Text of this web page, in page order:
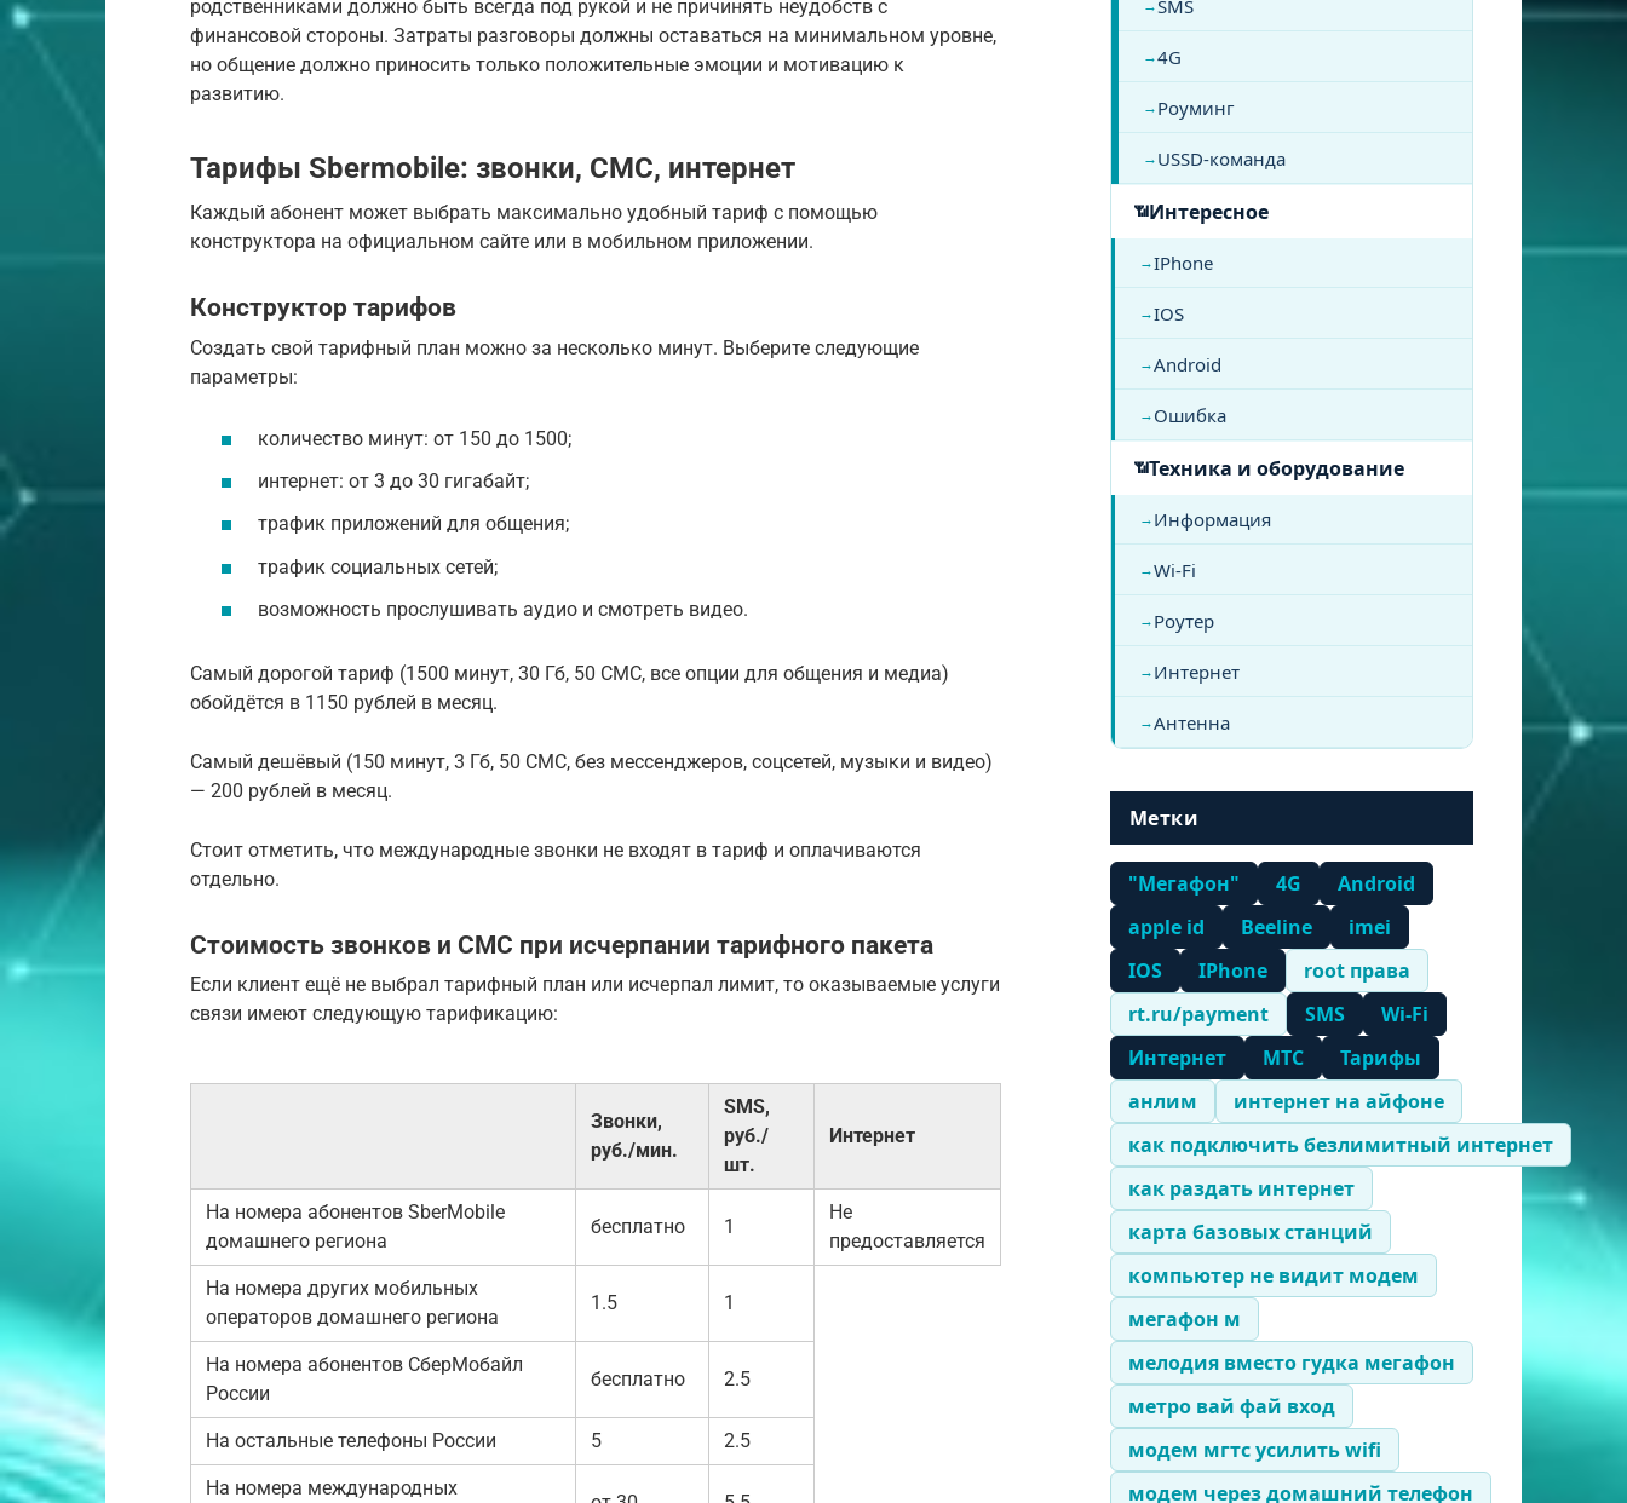
родственниками должно быть всегда под рукой и не причинять неудобств с
финансовой стороны. Затраты разговоры должны оставаться на минимальном уровне,
но общение должно приносить только положительные эмоции и мотивацию к
развитию.
Тарифы Sbermobile: звонки, СМС, интернет
Каждый абонент может выбрать максимально удобный тариф с помощью
конструктора на официальном сайте или в мобильном приложении.
Конструктор тарифов
Создать свой тарифный план можно за несколько минут. Выберите следующие
параметры:
количество минут: от 150 до 1500;
интернет: от 3 до 30 гигабайт;
трафик приложений для общения;
трафик социальных сетей;
возможность прослушивать аудио и смотреть видео.
Самый дорогой тариф (1500 минут, 30 Гб, 50 СМС, все опции для общения и медиа)
обойдётся в 1150 рублей в месяц.
Самый дешёвый (150 минут, 3 Гб, 50 СМС, без мессенджеров, соцсетей, музыки и видео)
— 200 рублей в месяц.
Стоит отметить, что международные звонки не входят в тариф и оплачиваются
отдельно.
Стоимость звонков и СМС при исчерпании тарифного пакета
Если клиент ещё не выбрал тарифный план или исчерпал лимит, то оказываемые услуги
связи имеют следующую тарификацию:
Звонки,
руб./мин.
SMS,
руб./
шт.
Интернет
На номера абонентов SberMobile
домашнего региона
бесплатно 1
Не
предоставляется
На номера других мобильных
операторов домашнего региона
1.5 1
На номера абонентов СберМобайл
России
бесплатно 2.5
На остальные телефоны России 5 2.5
На номера международных
SMS
4G
Роуминг
USSD-команда
Интересное
IPhone
IOS
Android
Ошибка
Техника и оборудование
Информация
Wi-Fi
Роутер
Интернет
Антенна
Метки
"Мегафон" 4G
Android
apple id
Beeline
imei
IOS
IPhone
root права
rt.ru/payment
SMS
Wi-Fi
Интернет
МТС
Тарифы
анлим
интернет на айфоне
как подключить безлимитный интернет
как раздать интернет
карта базовых станций
компьютер не видит модем
мегафон м
мелодия вместо гудка мегафон
метро вай фай вход
модем мгтс усилить wifi
модем через домашний телефон